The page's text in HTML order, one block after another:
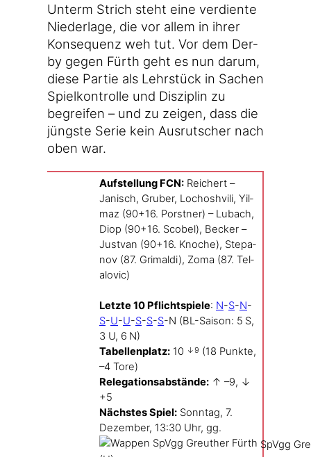
Unterm Strich steht eine ver­dien­te
Nie­der­la­ge, die vor allem in ihrer
Kon­se­quenz weh tut. Vor dem Der­
by gegen Fürth geht es nun dar­um,
die­se Par­tie als Lehr­stück in Sachen
Spiel­kon­trol­le und Dis­zi­plin zu
begrei­fen – und zu zei­gen, dass die
jüngs­te Serie kein Aus­rut­scher nach
oben war.
Auf­stel­lung FCN: Rei­chert –
Janisch, Gru­ber, Loch­osh­vi­li, Yil­
maz (90+16. Porst­ner) – Lubach,
Diop (90+16. Sco­bel), Becker –
Jus­t­van (90+16. Kno­che), Ste­pa­
nov (87. Gri­mal­di), Zoma (87. Tel­
alo­vic)
Letz­te 10 Pflicht­spie­le: N-S-N-
S-U-U-S-S-S-N (BL-Saison: 5 S,
3 U, 6 N)
Tabel­len­platz: 10 ↓9 (18 Punk­te,
–4 Tore)
Rele­ga­ti­ons­ab­stän­de: ↑ –9, ↓
+5
Nächs­tes Spiel: Sonn­tag, 7.
Dezem­ber, 13:30 Uhr, gg.
SpVgg